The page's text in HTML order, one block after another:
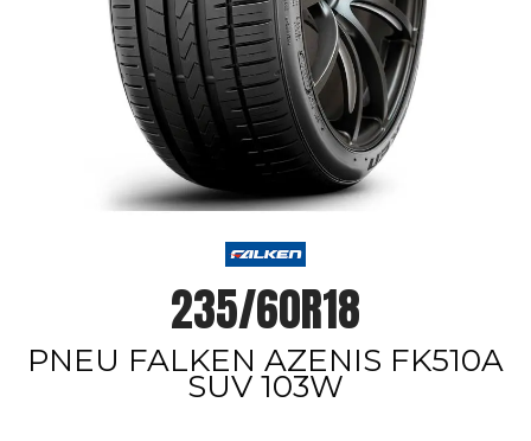
235/60R18
PNEU FALKEN AZENIS FK510A
SUV 103W